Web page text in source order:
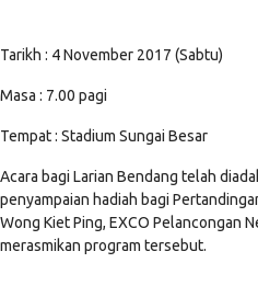
Tarikh : 4 November 2017 (Sabtu)
Masa : 7.00 pagi
Tempat : Stadium Sungai Besar
Acara bagi Larian Bendang telah
penyampaian hadiah bagi
Wong Kiet Ping, EXCO Pelancongan
merasmikan program tersebut.